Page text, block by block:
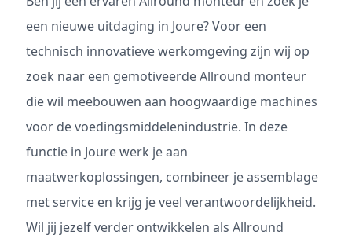
een nieuwe uitdaging in Joure? Voor een
technisch innovatieve werkomgeving zijn wij op
zoek naar een gemotiveerde Allround monteur
die wil meebouwen aan hoogwaardige machines
voor de voedingsmiddelenindustrie. In deze
functie in Joure werk je aan
maatwerkoplossingen, combineer je assemblage
met service en krijg je veel verantwoordelijkheid.
Wil jij jezelf verder ontwikkelen als Allround